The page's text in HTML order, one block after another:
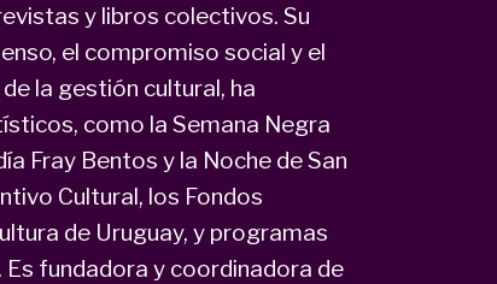
y libros colectivos. Su
el compromiso social y el
la gestión cultural, ha
como la Semana Negra
Fray Bentos y la Noche de San
Cultural, los Fondos
de Uruguay, y programas
fundadora y coordinadora de